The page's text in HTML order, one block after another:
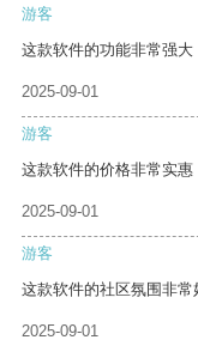
游客
这款软件的功能非常强大
2025-09-01
游客
这款软件的价格非常实惠
2025-09-01
游客
这款软件的社区氛围非常
2025-09-01